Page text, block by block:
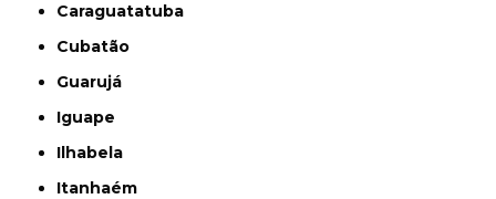
Caraguatatuba
Cubatão
Guarujá
Iguape
Ilhabela
Itanhaém